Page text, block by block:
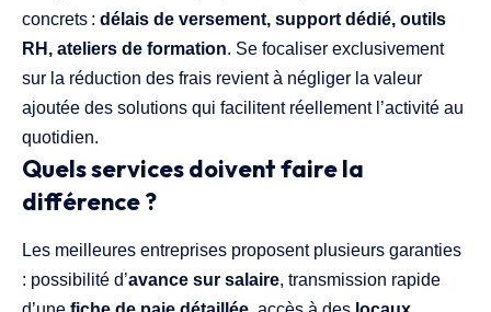
concrets : délais de versement, support dédié, outils
RH, ateliers de formation. Se focaliser exclusivement
sur la réduction des frais revient à négliger la valeur
ajoutée des solutions qui facilitent réellement l’activité au
quotidien.
Quels services doivent faire la
différence ?
Les meilleures entreprises proposent plusieurs garanties
: possibilité d’avance sur salaire, transmission rapide